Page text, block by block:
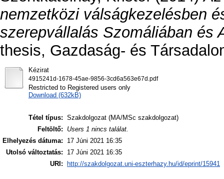
nemzetközi válságkezelésben
szerepvállalás Szomáliában és
thesis, Gazdaság- és
Kézirat
4915241d-1678-45ae-9856-3cd6a563e67d.pdf
Restricted to Registered users only
Download (632kB)
Tétel típus: Szakdolgozat (MA/MSc szakdolgozat)
Feltöltő:
Users 1 nincs találat.
Elhelyezés dátuma:
17 Júni 2021 16:35
Utolsó változtatás:
17 Júni 2021 16:35
URI:
http://szakdolgozat.uni-eszterhazy.hu/id/eprint/15941